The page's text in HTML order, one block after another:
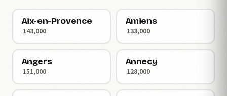
Aix-en-Provence
143,000
Amiens
133,000
Angers
151,000
Annecy
128,000